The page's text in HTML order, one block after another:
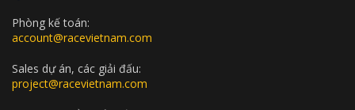
Phòng kế toán:
account@racevietnam.com
Sales dự án, các giải đấu:
project@racevietnam.com